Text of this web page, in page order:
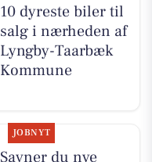
10 dyreste biler til
salg i nærheden af
Lyngby-Taarbæk
Kommune
JOBNYT
Savner du nye